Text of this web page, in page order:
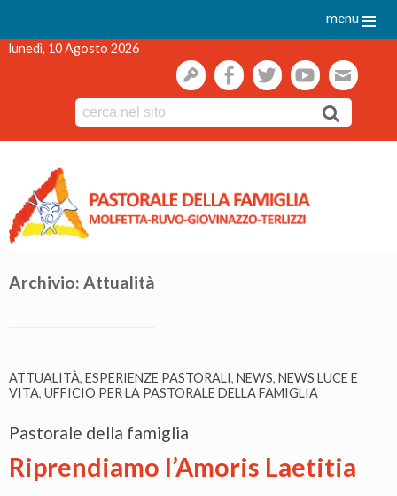
menu
lunedì, 10 Agosto 2026
gestionefacebooktwitteryoutube
Archivio: Attualità
ATTUALITÀ, ESPERIENZE PASTORALI, NEWS, NEWS LUCE E
VITA, UFFICIO PER LA PASTORALE DELLA FAMIGLIA
Pastorale della famiglia
Riprendiamo l’Amoris Laetitia